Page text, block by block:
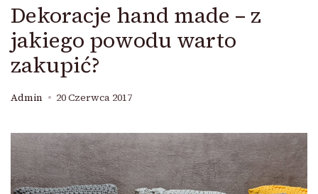
Dekoracje hand made – z
jakiego powodu warto
zakupić?
Admin 20 Czerwca 2017